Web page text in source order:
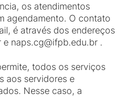
os atendimentos
agendamento. O contato
é através dos endereços
naps.cg@ifpb.edu.br .
todos os serviços
aos servidores e
Nesse caso, a